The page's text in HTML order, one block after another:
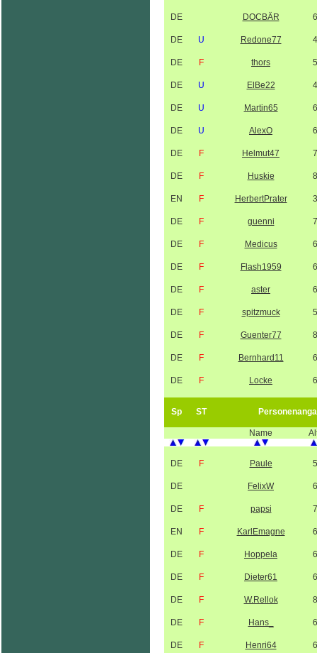
DE DOCBÄR
DE U Redone77
DE F thors
DE U ElBe22
DE U Martin65
DE U AlexO
DE F Helmut47
DE F Huskie
EN F HerbertPrater
DE F guenni
DE F Medicus
DE F Flash1959
DE F aster
DE F spitzmuck
DE F Guenter77
DE F Bernhard11
DE F Locke
Sp ST
Name
DE F Paule
DE FelixW
DE F papsi
EN F KarlEmagne
DE F Hoppela
DE F Dieter61
DE F W.Rellok
DE F Hans_
DE F Henri64